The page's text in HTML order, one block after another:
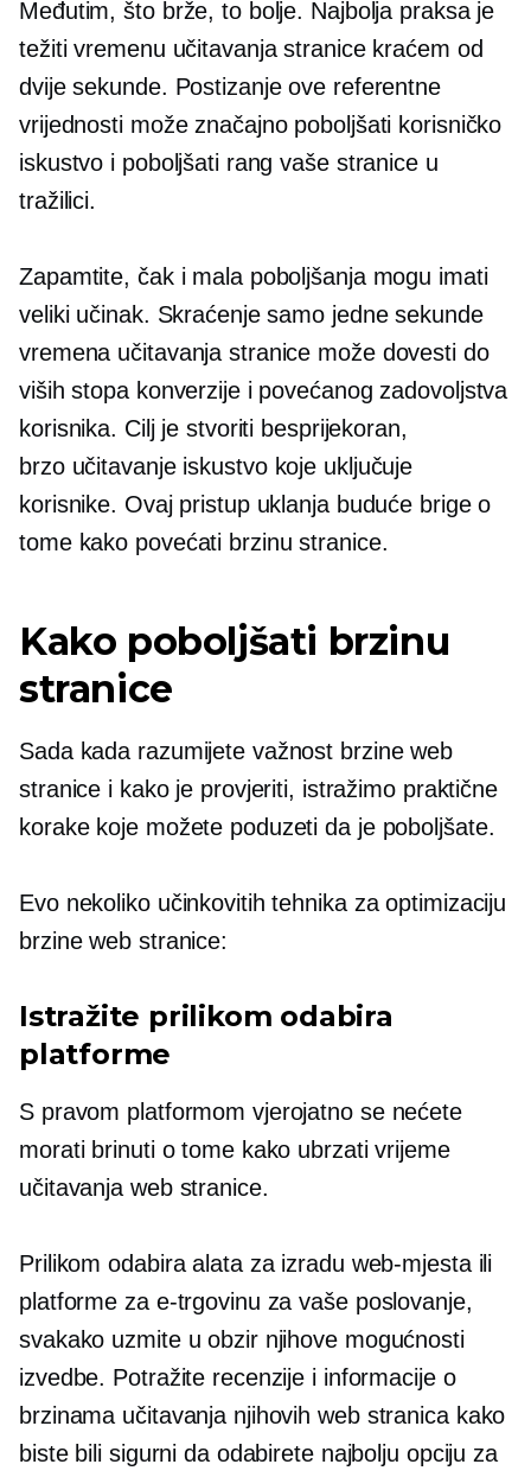
Međutim, što brže, to bolje. Najbolja praksa je
težiti vremenu učitavanja stranice kraćem od
dvije sekunde. Postizanje ove referentne
vrijednosti može značajno poboljšati korisničko
iskustvo i poboljšati rang vaše stranice u
tražilici.
Zapamtite, čak i mala poboljšanja mogu imati
veliki učinak. Skraćenje samo jedne sekunde
vremena učitavanja stranice može dovesti do
viših stopa konverzije i povećanog zadovoljstva
korisnika. Cilj je stvoriti besprijekoran,
brzo učitavanjeiskustvo koje uključuje
korisnike. Ovaj pristup uklanja buduće brige o
tome kako povećati brzinu stranice.
Kako poboljšati brzinu
stranice
Sada kada razumijete važnost brzine web
stranice i kako je provjeriti, istražimo praktične
korake koje možete poduzeti da je poboljšate.
Evo nekoliko učinkovitih tehnika za optimizaciju
brzine web stranice:
Istražite prilikom odabira
platforme
S pravom platformom vjerojatno se nećete
morati brinuti o tome kako ubrzati vrijeme
učitavanja web stranice.
Prilikom odabira alata za izradu web-mjesta ili
platforme za e-trgovinu za vaše poslovanje,
svakako uzmite u obzir njihove mogućnosti
izvedbe. Potražite recenzije i informacije o
brzinama učitavanja njihovih web stranica kako
biste bili sigurni da odabirete najbolju opciju za